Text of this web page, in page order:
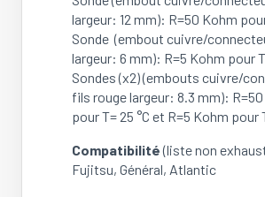
largeur: 12 mm): R=50 Kohm
Sonde (embout cuivre/
largeur: 6 mm): R=5 Kohm pour
Sondes (x2) (embouts cuivre/
fils rouge largeur: 8.3 mm):
pour T= 25 °C et R=5 Kohm pour
Compatibilité(liste non
Fujitsu, Général, Atlantic